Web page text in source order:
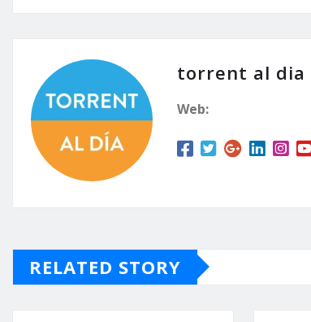
torrent al dia
Web:
RELATED STORY